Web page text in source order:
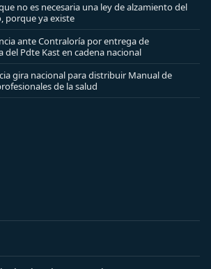
no es necesaria una ley de alzamiento del
porque ya existe
ante Contraloría por entrega de
del Pdte Kast en cadena nacional
gira nacional para distribuir Manual de
de la salud